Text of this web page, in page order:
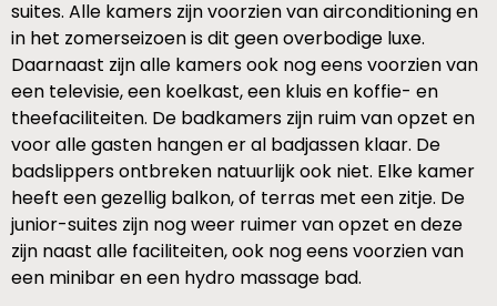
suites. Alle kamers zijn voorzien van airconditioning en
in het zomerseizoen is dit geen overbodige luxe.
Daarnaast zijn alle kamers ook nog eens voorzien van
een televisie, een koelkast, een kluis en koffie- en
theefaciliteiten. De badkamers zijn ruim van opzet en
voor alle gasten hangen er al badjassen klaar. De
badslippers ontbreken natuurlijk ook niet. Elke kamer
heeft een gezellig balkon, of terras met een zitje. De
junior-suites zijn nog weer ruimer van opzet en deze
zijn naast alle faciliteiten, ook nog eens voorzien van
een minibar en een hydro massage bad.